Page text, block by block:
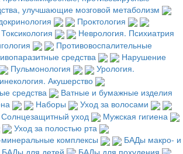
улучшающие мозговой метаболизм
Проктология
Токсикология
Неврология. Психиатрия
Противовоспалительные
средства
Нарушение
Пульмонология
Урология.
Акушерство
средства
Ватные и бумажные изделия
Наборы
Уход за волосами
Солнцезащитный уход
Мужская гигиена
Уход за полостью рта
комплексы
БАДы макро- и
БАДы для детей
БАДы для похудения